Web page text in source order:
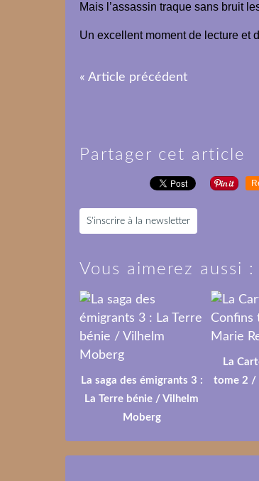
Mais l’assassin traque sans bruit
Un excellent moment de lecture et
« Article précédent
Partager cet article
S'inscrire à la newsletter
Vous aimerez aussi :
La saga des émigrants 3 :
La Terre bénie / Vilhelm
Moberg
La
tome 2 /